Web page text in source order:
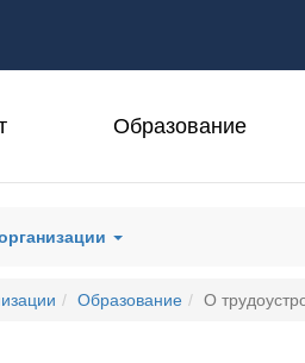
Образование
Образование О